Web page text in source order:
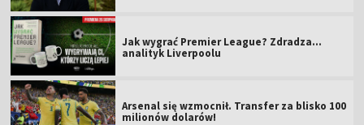
Jak wygrać Premier League? Zdradza...
analityk Liverpoolu
Arsenal się wzmocnił. Transfer za blisko 100
milionów dolarów!